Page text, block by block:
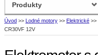
Úvod >> Lodné motory >> Elektrické >>
CR30VF 12V
Produkty